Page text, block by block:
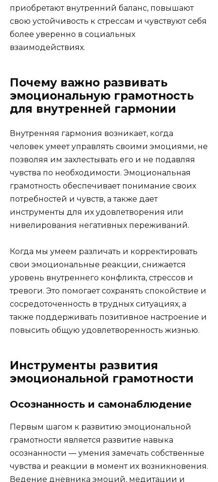
приобретают внутренний баланс, повышают
свою устойчивость к стрессам и чувствуют себя
более уверенно в социальных
взаимодействиях.
Почему важно развивать
эмоциональную грамотность
для внутренней гармонии
Внутренняя гармония возникает, когда
человек умеет управлять своими эмоциями, не
позволяя им захлестывать его и не подавляя
чувства по необходимости. Эмоциональная
грамотность обеспечивает понимание своих
потребностей и чувств, а также дает
инструменты для их удовлетворения или
нивелирования негативных переживаний.
Когда мы умеем различать и корректировать
свои эмоциональные реакции, снижается
уровень внутреннего конфликта, стрессов и
тревоги. Это помогает сохранять спокойствие и
сосредоточенность в трудных ситуациях, а
также поддерживать позитивное настроение и
повысить общую удовлетворенность жизнью.
Инструменты развития
эмоциональной грамотности
Осознанность и самонаблюдение
Первым шагом к развитию эмоциональной
грамотности является развитие навыка
осознанности — умения замечать собственные
чувства и реакции в момент их возникновения.
Ведение дневника эмоций, медитации и